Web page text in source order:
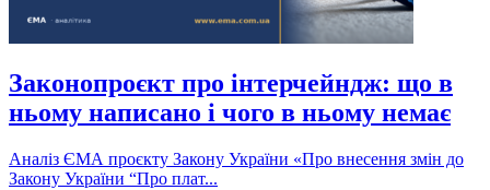
Законопроєкт про інтерчейндж: що в
ньому написано і чого в ньому немає
Аналіз ЄМА проєкту Закону України «Про внесення змін до
Закону України “Про плат...